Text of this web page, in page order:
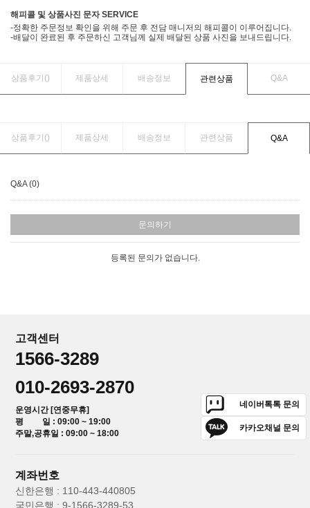
해피콜 및 상품사진 문자 SERVICE
-정확한 주문정보 확인을 위해 주문 후 전담 매니저의 해피콜이 이루어집니다.
-배달이 완료된 후 주문하신 고객님께 실제 배달된 상품 사진을 보내드립니다.
상품후기() 제품상세 배송정보 관련상품 Q&A
상품후기() 제품상세 배송정보 관련상품 Q&A
Q&A (0)
문의하기
등록된 문의가 없습니다.
고객센터
1566-3289
010-2693-2870
운영시간 [연중무휴]
평 일 : 09:00 ~ 19:00
주말,공휴일 : 09:00 ~ 18:00
네이버톡톡 문의
카카오채널 문의
계좌번호
신한은행 : 110-443-440805
국민은행 : 9-1566-3289-53